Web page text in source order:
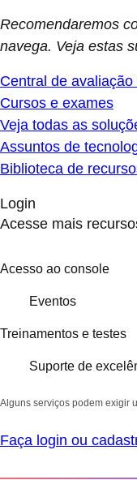
Recomendaremos
navega. Veja estas
Central de
Cursos e exames
Veja todas as
Assuntos de
Biblioteca de
Login
Acesse mais
Acesso ao console
Eventos
Treinamentos e testes
Suporte de
Alguns serviços podem exigir
Faça login ou